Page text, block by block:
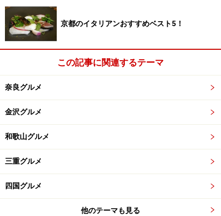
個室は2部屋ありま
す。
室）。
尚、店名の「イ・ルンガi‐lunga」とは、ご自分の名前の
頭文字「J」（イルンゴ）、「斑鳩」、「lungo（長
い）」など、沢山の意味を込めてつけられたとのこと。
深いですね。
庭園を眺めながらの食事は、日本
家屋ならではの魅力。
しっかりと手入れ
《CONTENTS》
●「イ・ルンガ」について（1P目）
●パスタ・メイン料理（3P目）
京都のイタリアンおすすめベスト5！
この記事に関連するテーマ
奈良グルメ
金沢グルメ
和歌山グルメ
三重グルメ
四国グルメ
他のテーマも見る